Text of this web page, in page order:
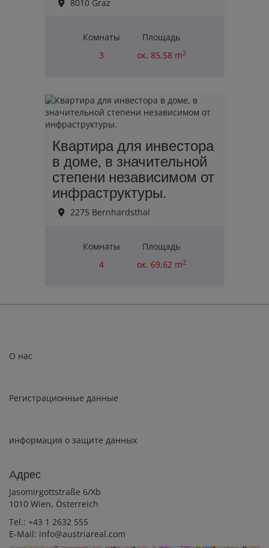
8010 Graz
Комнаты
3
Площадь
ок. 85,58 m2
Квартира для инвестора
в доме, в значительной
степени независимом от
инфраструктуры.
2275 Bernhardsthal
Комнаты
4
Площадь
ок. 69,62 m2
О нас
Регистрационные данные
информация о защите данных
Aдрес
Jasomirgottstraße 6/Xb
1010 Wien, Österreich
Tel.: +43 1 2632 555
E-Mail: info@austriareal.com